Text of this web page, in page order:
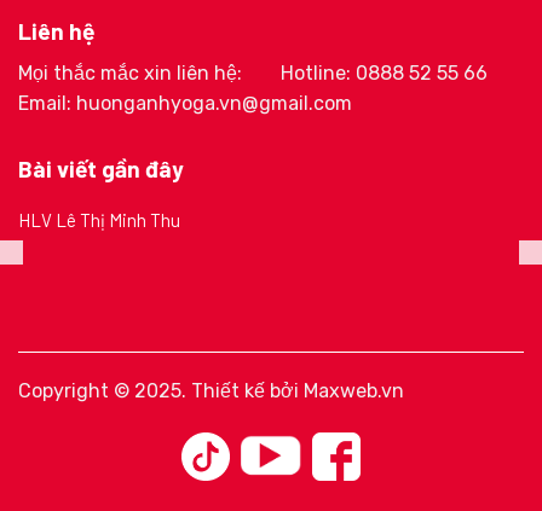
Liên hệ
Mọi thắc mắc xin liên hệ:
Hotline: 0888 52 55 66
Email: huonganhyoga.vn@gmail.com
Bài viết gần đây
HLV Lê Thị Minh Thu
Copyright © 2025. Thiết kế bởi Maxweb.vn